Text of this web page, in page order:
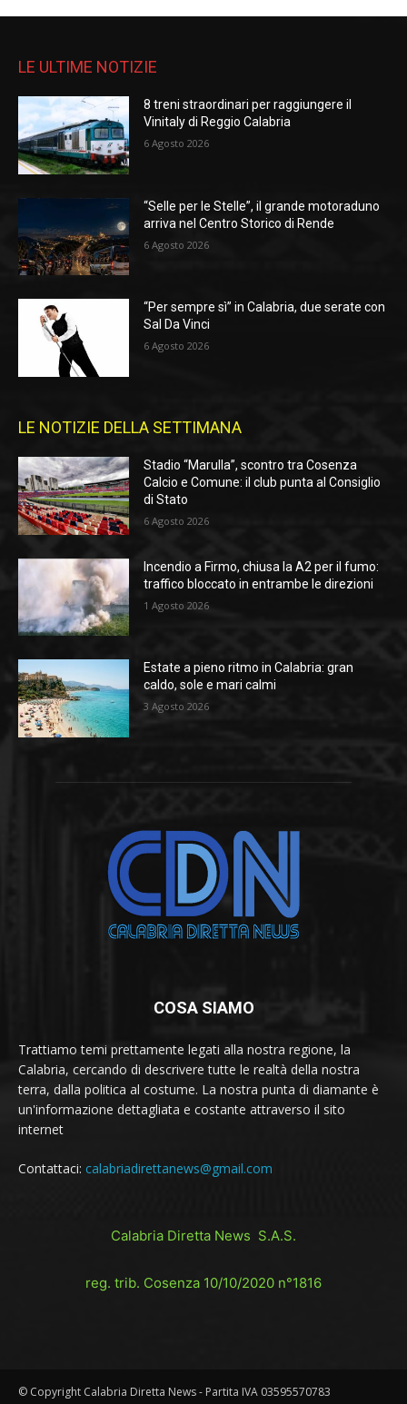
LE ULTIME NOTIZIE
8 treni straordinari per raggiungere il
Vinitaly di Reggio Calabria
6 Agosto 2026
“Selle per le Stelle”, il grande motoraduno
arriva nel Centro Storico di Rende
6 Agosto 2026
“Per sempre sì” in Calabria, due serate con
Sal Da Vinci
6 Agosto 2026
LE NOTIZIE DELLA SETTIMANA
Stadio “Marulla”, scontro tra Cosenza
Calcio e Comune: il club punta al Consiglio
di Stato
6 Agosto 2026
Incendio a Firmo, chiusa la A2 per il fumo:
traffico bloccato in entrambe le direzioni
1 Agosto 2026
Estate a pieno ritmo in Calabria: gran
caldo, sole e mari calmi
3 Agosto 2026
COSA SIAMO
Trattiamo temi prettamente legati alla nostra regione, la
Calabria, cercando di descrivere tutte le realtà della nostra
terra, dalla politica al costume. La nostra punta di diamante è
un'informazione dettagliata e costante attraverso il sito
internet
Contattaci: calabriadirettanews@gmail.com
Calabria Diretta News S.A.S.
reg. trib. Cosenza 10/10/2020 n°1816
© Copyright Calabria Diretta News - Partita IVA 03595570783